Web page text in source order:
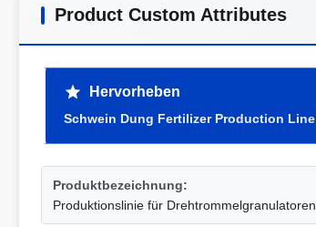
Product Custom Attributes
Hervorheben
Schwein Dung Fertilizer Production Line
Produktbezeichnung:
Produktionslinie für Drehtrommelgranulatoren